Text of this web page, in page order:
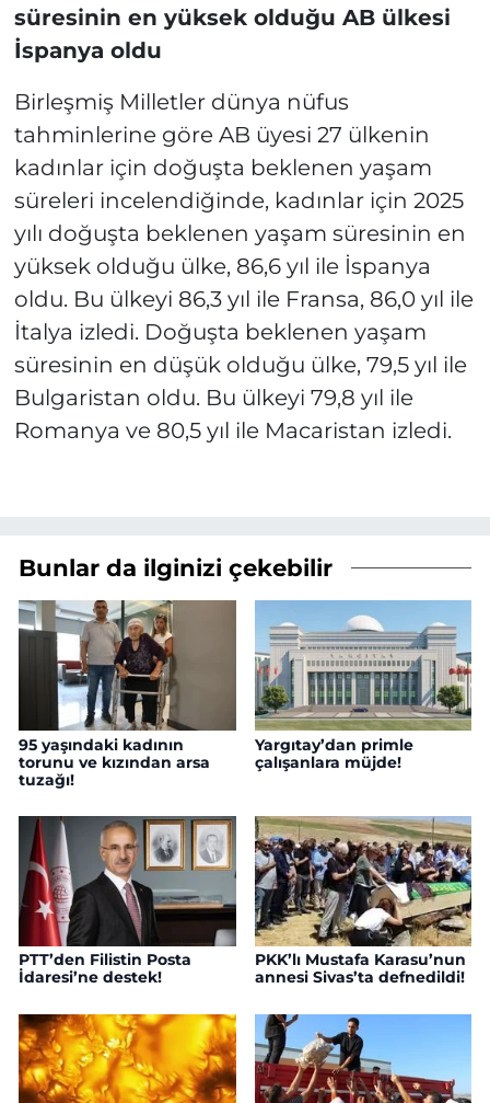
süresinin en yüksek olduğu AB ülkesi
İspanya oldu
Birleşmiş Milletler dünya nüfus
tahminlerine göre AB üyesi 27 ülkenin
kadınlar için doğuşta beklenen yaşam
süreleri incelendiğinde, kadınlar için 2025
yılı doğuşta beklenen yaşam süresinin en
yüksek olduğu ülke, 86,6 yıl ile İspanya
oldu. Bu ülkeyi 86,3 yıl ile Fransa, 86,0 yıl ile
İtalya izledi. Doğuşta beklenen yaşam
süresinin en düşük olduğu ülke, 79,5 yıl ile
Bulgaristan oldu. Bu ülkeyi 79,8 yıl ile
Romanya ve 80,5 yıl ile Macaristan izledi.
Bunlar da ilginizi çekebilir
95 yaşındaki kadının
torunu ve kızından arsa
tuzağı!
Yargıtay’dan primle
çalışanlara müjde!
PTT’den Filistin Posta
İdaresi’ne destek!
PKK’lı Mustafa Karasu’nun
annesi Sivas’ta defnedildi!